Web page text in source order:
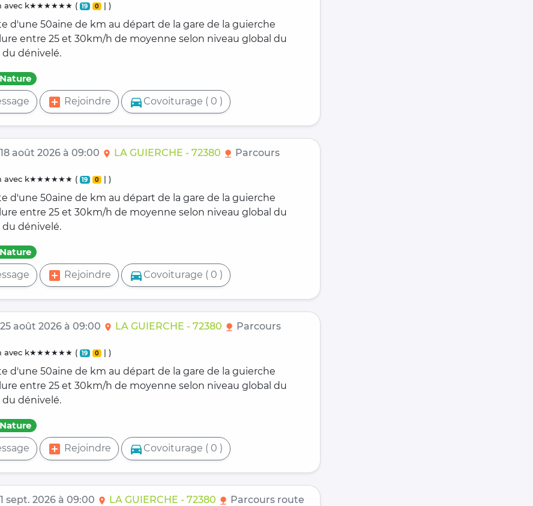
avec k★★★★★★ ( 19 0 | )
d'une 50aine de km au départ de la gare de la guierche
entre 25 et 30km/h de moyenne selon niveau global du
dénivelé.
Nature
add_box Rejoindre directions_car Covoiturage ( 0 )
août 2026 à 09:00 location_on LA GUIERCHE - 72380 nature Parcours
avec k★★★★★★ ( 19 0 | )
d'une 50aine de km au départ de la gare de la guierche
entre 25 et 30km/h de moyenne selon niveau global du
dénivelé.
Nature
add_box Rejoindre directions_car Covoiturage ( 0 )
août 2026 à 09:00 location_on LA GUIERCHE - 72380 nature Parcours
avec k★★★★★★ ( 19 0 | )
d'une 50aine de km au départ de la gare de la guierche
entre 25 et 30km/h de moyenne selon niveau global du
dénivelé.
Nature
add_box Rejoindre directions_car Covoiturage ( 0 )
sept. 2026 à 09:00 location_on LA GUIERCHE - 72380 nature Parcours route